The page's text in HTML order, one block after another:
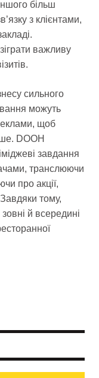
більш
з клієнтами,
важливу
сильного
можуть
щоб
DOOH
завдання
транслюючи
про акції,
тому,
й всередині